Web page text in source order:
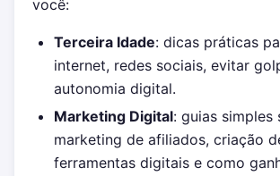
você:
Terceira Idade: dicas práticas
internet, redes sociais, evitar
autonomia digital.
Marketing Digital: guias simples
marketing de afiliados, criação
ferramentas digitais e como